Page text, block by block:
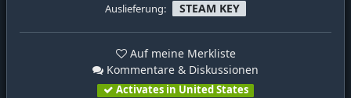
Auslieferung: STEAM KEY
Auf meine Merkliste
Kommentare & Diskussionen
Activates in United States